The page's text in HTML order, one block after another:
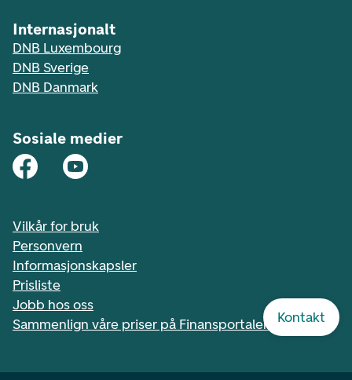
Kontakt
Internasjonalt
DNB Luxembourg
DNB Sverige
DNB Danmark
Sosiale medier
Vilkår for bruk
Personvern
Informasjonskapsler
Prisliste
Jobb hos oss
Sammenlign våre priser på Finansportalen.no